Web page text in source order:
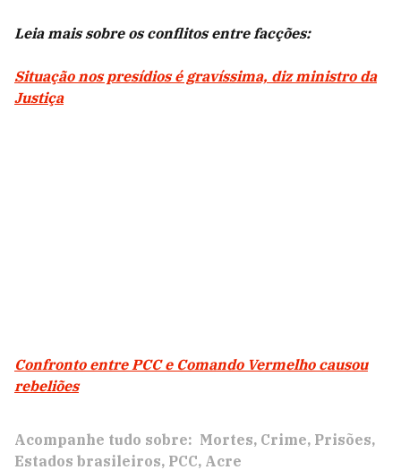
Leia mais sobre os conflitos entre facções:
Situação nos presídios é gravíssima, diz ministro da
Justiça
Confronto entre PCC e Comando Vermelho causou
rebeliões
Acompanhe tudo sobre: Mortes Crime Prisões
Estados brasileiros PCC Acre